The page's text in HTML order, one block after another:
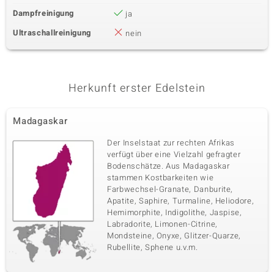
Dampfreinigung
ja
Ultraschallreinigung
nein
Herkunft erster Edelstein
Madagaskar
Der Inselstaat zur rechten Afrikas
verfügt über eine Vielzahl gefragter
Bodenschätze. Aus Madagaskar
stammen Kostbarkeiten wie
Farbwechsel-Granate, Danburite,
Apatite, Saphire, Turmaline, Heliodore,
Hemimorphite, Indigolithe, Jaspise,
Labradorite, Limonen-Citrine,
Mondsteine, Onyxe, Glitzer-Quarze,
Rubellite, Sphene u.v.m.